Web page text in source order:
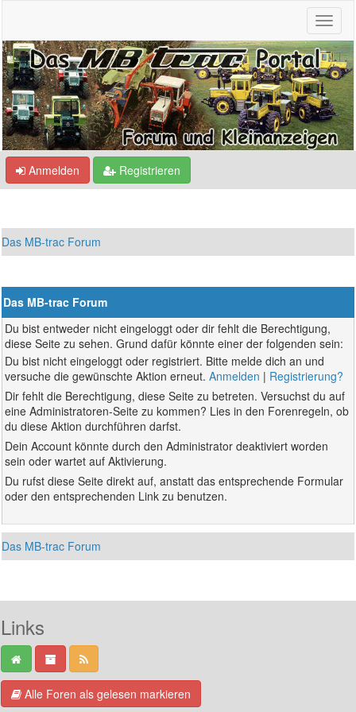
Anmelden Registrieren
Das MB-trac Forum
Das MB-trac Forum
Du bist entweder nicht eingeloggt oder dir fehlt die Berechtigung,
diese Seite zu sehen. Grund dafür könnte einer der folgenden sein:
Du bist nicht eingeloggt oder registriert. Bitte melde dich an und
versuche die gewünschte Aktion erneut.Anmelden | Registrierung?
Dir fehlt die Berechtigung, diese Seite zu betreten. Versuchst du auf
eine Administratoren-Seite zu kommen? Lies in den Forenregeln, ob
du diese Aktion durchführen darfst.
Dein Account könnte durch den Administrator deaktiviert worden
sein oder wartet auf Aktivierung.
Du rufst diese Seite direkt auf, anstatt das entsprechende Formular
oder den entsprechenden Link zu benutzen.
Das MB-trac Forum
Links
Alle Foren als gelesen markieren